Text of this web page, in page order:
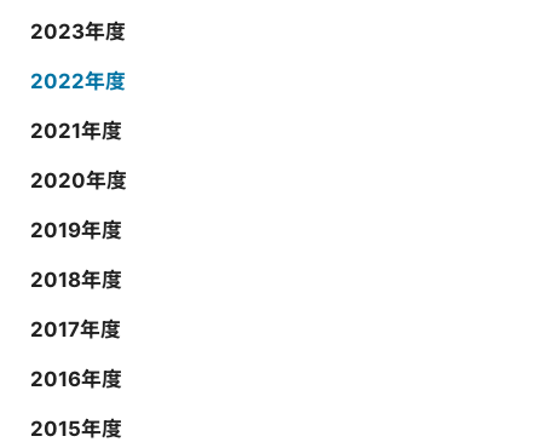
2023年度
2022年度
2021年度
2020年度
2019年度
2018年度
2017年度
2016年度
2015年度